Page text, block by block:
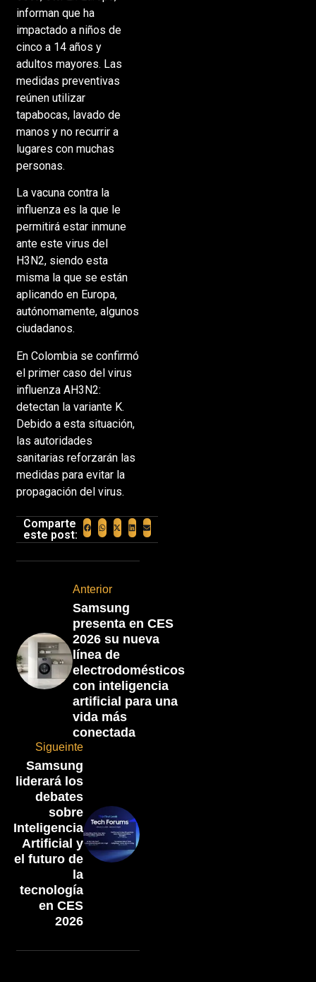
informan que ha
impactado a niños de
cinco a 14 años y
adultos mayores. Las
medidas preventivas
reúnen utilizar
tapabocas, lavado de
manos y no recurrir a
lugares con muchas
personas.
La vacuna contra la
influenza es la que le
permitirá estar inmune
ante este virus del
H3N2, siendo esta
misma la que se están
aplicando en Europa,
autónomamente, algunos
ciudadanos.
En Colombia se confirmó
el primer caso del virus
influenza AH3N2:
detectan la variante K.
Debido a esta situación,
las autoridades
sanitarias reforzarán las
medidas para evitar la
propagación del virus.
Comparte
este post:
Anterior
Samsung
presenta en CES
2026 su nueva
línea de
electrodomésticos
con inteligencia
artificial para una
vida más
conectada
Sigueinte
Samsung
liderará los
debates
sobre
Inteligencia
Artificial y
el futuro de
la
tecnología
en CES
2026